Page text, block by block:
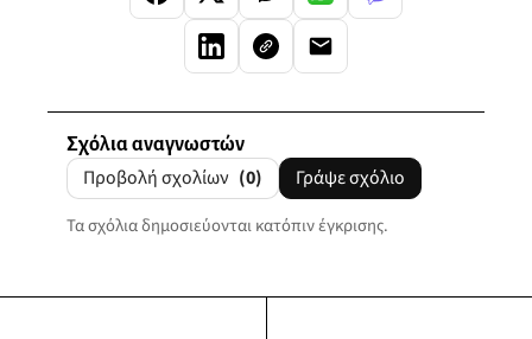
Σχόλια αναγνωστών
Προβολή σχολίων (0) Γράψε σχόλιο
Τα σχόλια δημοσιεύονται κατόπιν έγκρισης.